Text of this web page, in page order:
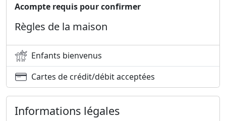
Acompte requis pour confirmer
Règles de la maison
Enfants bienvenus
Cartes de crédit/débit acceptées
Informations légales